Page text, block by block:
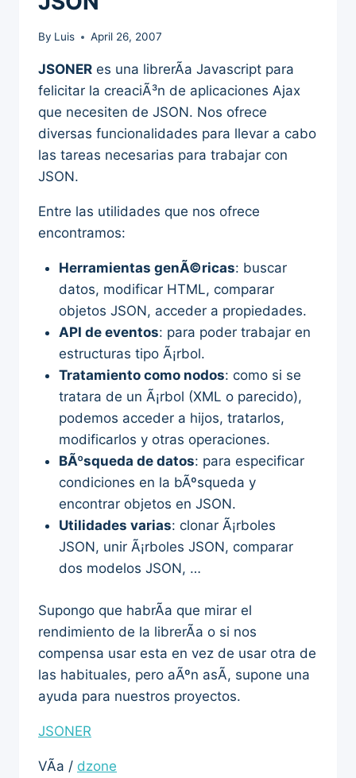
By Luis April 26, 2007
JSONER es una librerÃ­a Javascript para
felicitar la creaciÃ³n de aplicaciones Ajax
que necesiten de JSON. Nos ofrece
diversas funcionalidades para llevar a cabo
las tareas necesarias para trabajar con
JSON.
Entre las utilidades que nos ofrece
encontramos:
Herramientas genÃ©ricas: buscar
datos, modificar HTML, comparar
objetos JSON, acceder a propiedades.
API de eventos: para poder trabajar en
estructuras tipo Ã¡rbol.
Tratamiento como nodos: como si se
tratara de un Ã¡rbol (XML o parecido),
podemos acceder a hijos, tratarlos,
modificarlos y otras operaciones.
BÃºsqueda de datos: para especificar
condiciones en la bÃºsqueda y
encontrar objetos en JSON.
Utilidades varias: clonar Ã¡rboles
JSON, unir Ã¡rboles JSON, comparar
dos modelos JSON, …
Supongo que habrÃ­a que mirar el
rendimiento de la librerÃ­a o si nos
compensa usar esta en vez de usar otra de
las habituales, pero aÃºn asÃ­, supone una
ayuda para nuestros proyectos.
JSONER
VÃ­a / dzone